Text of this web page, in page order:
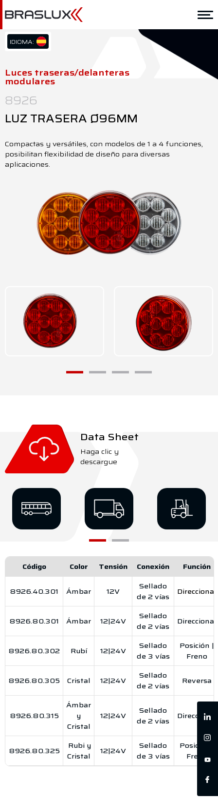
Home
Braslux
Aplicación
Downloads
Contacto
IDIOMA:
PT/BR
ES/ES
Luces traseras/delanteras
modulares
8926
LUZ TRASERA Ø96MM
Compactas y versátiles, con modelos de 1 a 4 funciones,
posibilitan flexibilidad de diseño para diversas
aplicaciones.
Data Sheet
Haga clic y
descargue
Código Color Tensión Conexión Función
8926.40.301 Ámbar 12V
Sellado
de 2 vías
Direccional
8926.80.301 Ámbar 12|24V
Sellado
de 2 vías
Direccional
8926.80.302 Rubí 12|24V
Sellado
de 3 vías
Posición |
Freno
8926.80.305 Cristal 12|24V
Sellado
de 2 vías
Reversa
8926.80.315
Ámbar
y
Cristal
12|24V
Sellado
de 2 vías
Direccional
8926.80.325
Rubi y
Cristal
12|24V
Sellado
de 3 vías
Posición |
Freno